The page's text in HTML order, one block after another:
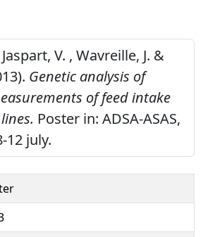
V. , Wavreille, J. &
Genetic analysis of
of feed intake
Poster in: ADSA-ASAS,
12 july.